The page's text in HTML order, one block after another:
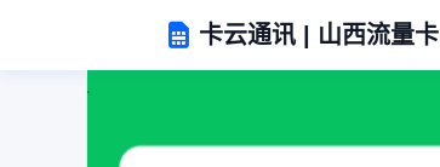
卡云通讯 | 山西流量卡